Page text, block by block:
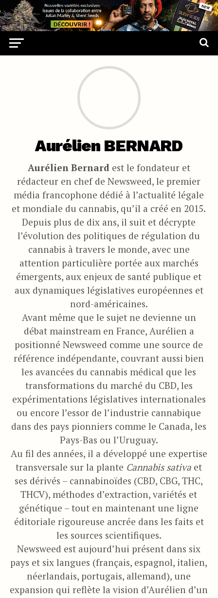
Aurélien BERNARD
Aurélien Bernard est le fondateur et
rédacteur en chef de Newsweed, le premier
média francophone dédié à l’actualité légale
et mondiale du cannabis, qu’il a créé en 2015.
Depuis plus de dix ans, il suit et décrypte
l’évolution des politiques de régulation du
cannabis à travers le monde, avec une
attention particulière portée aux marchés
émergents, aux enjeux de santé publique et
aux dynamiques législatives européennes et
nord-américaines.
Avant même que le sujet ne devienne un
débat mainstream en France, Aurélien a
positionné Newsweed comme une source de
référence indépendante, couvrant aussi bien
les avancées du cannabis médical que les
transformations du marché du CBD, les
expérimentations législatives internationales
ou encore l’essor de l’industrie cannabique
dans des pays pionniers comme le Canada, les
Pays-Bas ou l’Uruguay.
Au fil des années, il a développé une expertise
transversale sur la plante Cannabis sativa et
ses dérivés – cannabinoïdes (CBD, CBG, THC,
THCV), méthodes d’extraction, variétés et
génétique – tout en maintenant une ligne
éditoriale rigoureuse ancrée dans les faits et
les sources scientifiques.
Newsweed est aujourd’hui présent dans six
pays et six langues (français, espagnol, italien,
néerlandais, portugais, allemand), une
expansion qui reflète la vision d’Aurélien d’un